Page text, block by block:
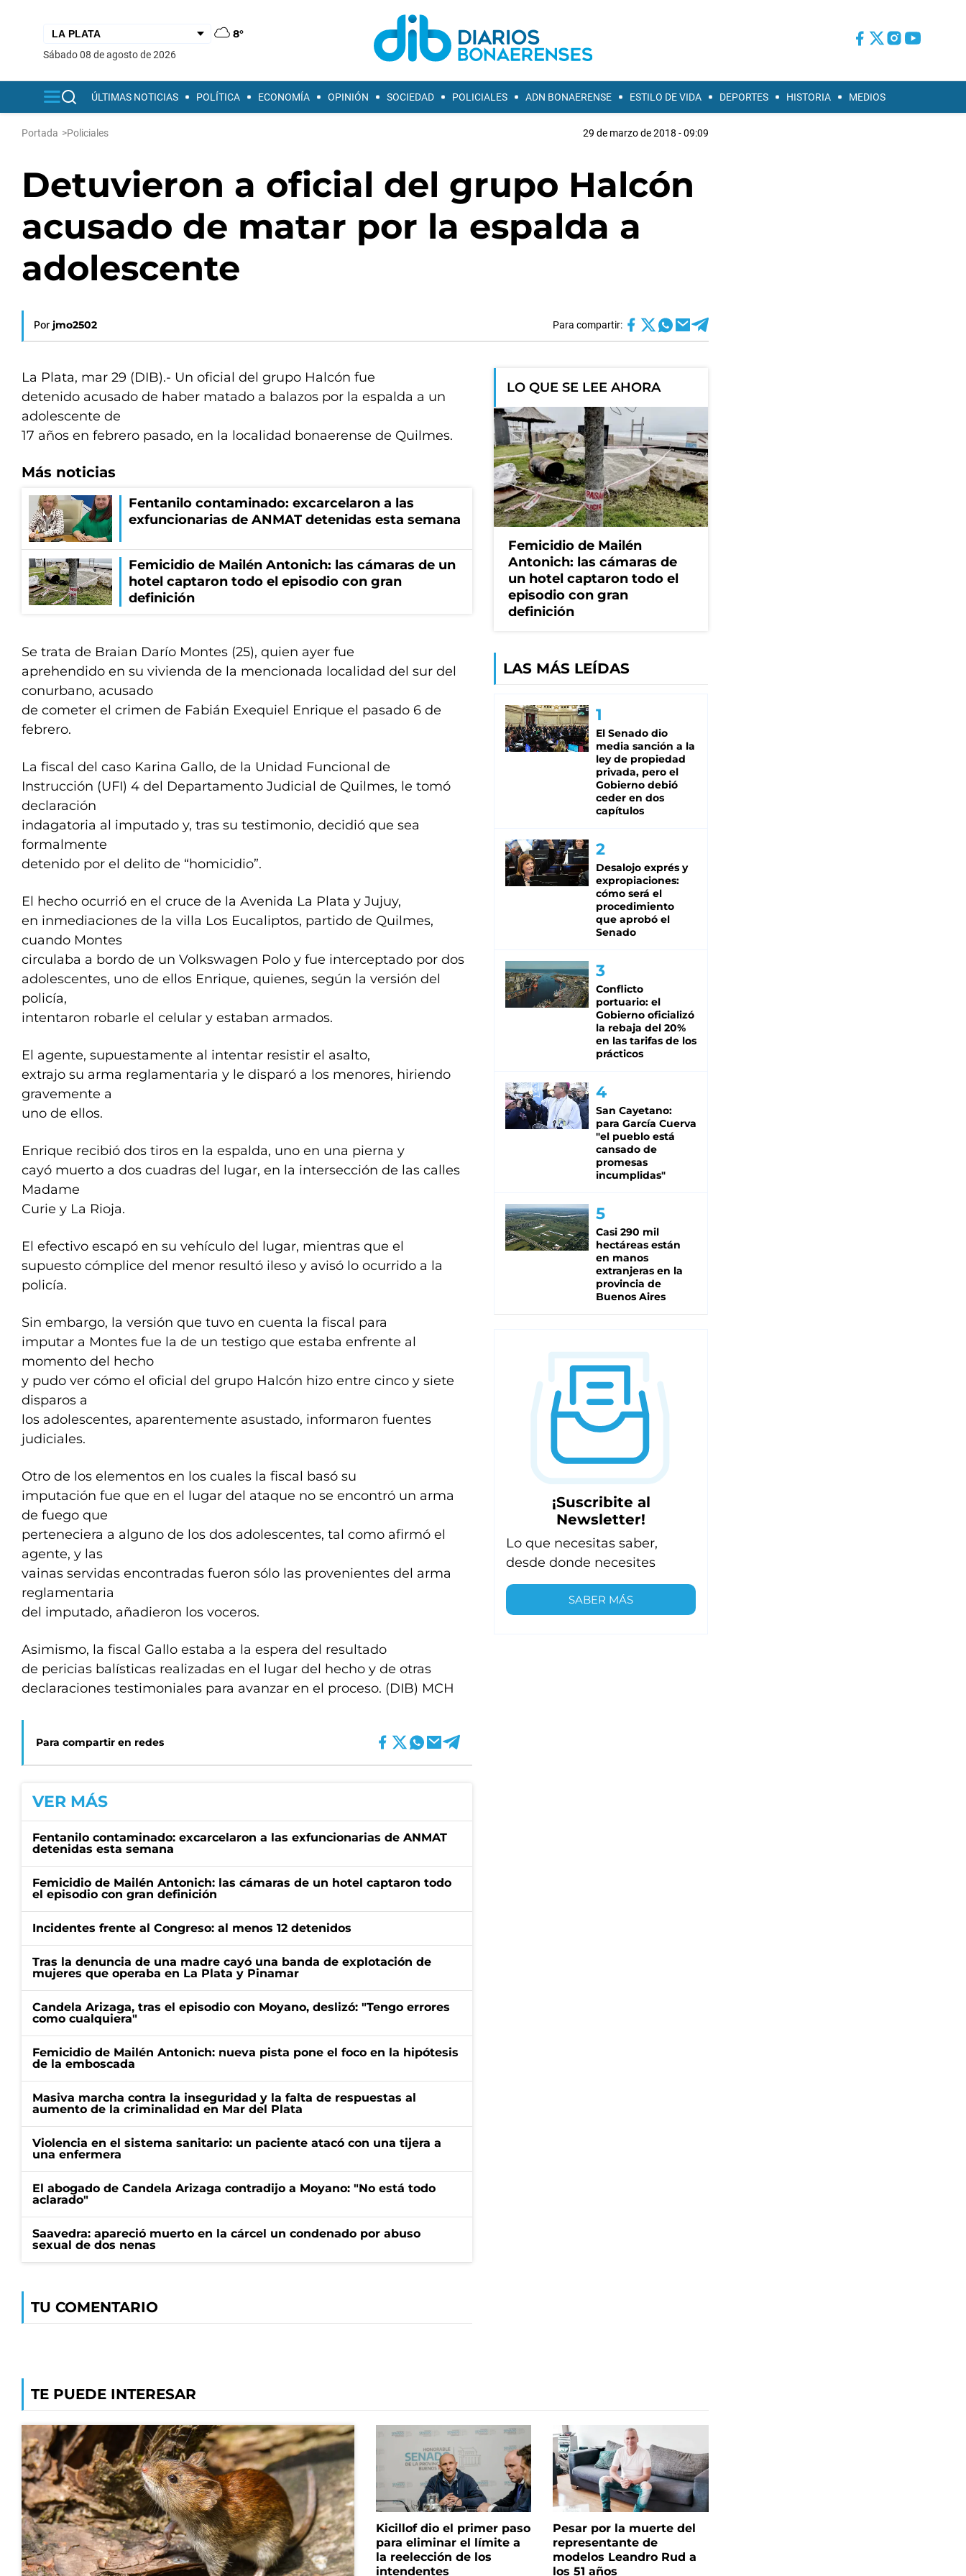
8°
sábado 08 de agosto de 2026
ÚLTIMAS NOTICIAS POLÍTICA ECONOMÍA OPINIÓN SOCIEDAD POLICIALES ADN BONAERENSE ESTILO DE VIDA DEPORTES HISTORIA MEDIOS
Portada >Policiales 29 de marzo de 2018 - 09:09
Detuvieron a oficial del grupo Halcón
acusado de matar por la espalda a
adolescente
Por jmo2502 Para compartir:
La Plata, mar 29 (DIB).- Un oficial del grupo Halcón fue
detenido acusado de haber matado a balazos por la espalda a un
adolescente de
17 años en febrero pasado, en la localidad bonaerense de Quilmes.
Más noticias
Fentanilo contaminado: excarcelaron a las
exfuncionarias de ANMAT detenidas esta semana
Femicidio de Mailén Antonich: las cámaras de un
hotel captaron todo el episodio con gran
definición
Se trata de Braian Darío Montes (25), quien ayer fue
aprehendido en su vivienda de la mencionada localidad del sur del
conurbano, acusado
de cometer el crimen de Fabián Exequiel Enrique el pasado 6 de
febrero.
La fiscal del caso Karina Gallo, de la Unidad Funcional de
Instrucción (UFI) 4 del Departamento Judicial de Quilmes, le tomó
declaración
indagatoria al imputado y, tras su testimonio, decidió que sea
formalmente
detenido por el delito de “homicidio”.
El hecho ocurrió en el cruce de la Avenida La Plata y Jujuy,
en inmediaciones de la villa Los Eucaliptos, partido de Quilmes,
cuando Montes
circulaba a bordo de un Volkswagen Polo y fue interceptado por dos
adolescentes, uno de ellos Enrique, quienes, según la versión del
policía,
intentaron robarle el celular y estaban armados.
El agente, supuestamente al intentar resistir el asalto,
extrajo su arma reglamentaria y le disparó a los menores, hiriendo
gravemente a
uno de ellos.
Enrique recibió dos tiros en la espalda, uno en una pierna y
cayó muerto a dos cuadras del lugar, en la intersección de las calles
Madame
Curie y La Rioja.
El efectivo escapó en su vehículo del lugar, mientras que el
supuesto cómplice del menor resultó ileso y avisó lo ocurrido a la
policía.
Sin embargo, la versión que tuvo en cuenta la fiscal para
imputar a Montes fue la de un testigo que estaba enfrente al
momento del hecho
y pudo ver cómo el oficial del grupo Halcón hizo entre cinco y siete
disparos a
los adolescentes, aparentemente asustado, informaron fuentes
judiciales.
Otro de los elementos en los cuales la fiscal basó su
imputación fue que en el lugar del ataque no se encontró un arma
de fuego que
perteneciera a alguno de los dos adolescentes, tal como afirmó el
agente, y las
vainas servidas encontradas fueron sólo las provenientes del arma
reglamentaria
del imputado, añadieron los voceros.
Asimismo, la fiscal Gallo estaba a la espera del resultado
de pericias balísticas realizadas en el lugar del hecho y de otras
declaraciones testimoniales para avanzar en el proceso. (DIB) MCH
Para compartir en redes
VER MÁS
Fentanilo contaminado: excarcelaron a las exfuncionarias de ANMAT
detenidas esta semana
Femicidio de Mailén Antonich: las cámaras de un hotel captaron todo
el episodio con gran definición
Incidentes frente al Congreso: al menos 12 detenidos
Tras la denuncia de una madre cayó una banda de explotación de
mujeres que operaba en La Plata y Pinamar
Candela Arizaga, tras el episodio con Moyano, deslizó: "Tengo errores
como cualquiera"
Femicidio de Mailén Antonich: nueva pista pone el foco en la hipótesis
de la emboscada
Masiva marcha contra la inseguridad y la falta de respuestas al
aumento de la criminalidad en Mar del Plata
Violencia en el sistema sanitario: un paciente atacó con una tijera a
una enfermera
El abogado de Candela Arizaga contradijo a Moyano: "No está todo
aclarado"
Saavedra: apareció muerto en la cárcel un condenado por abuso
sexual de dos nenas
TU COMENTARIO
LO QUE SE LEE AHORA
Femicidio de Mailén
Antonich: las cámaras de
un hotel captaron todo el
episodio con gran
definición
LAS MÁS LEÍDAS
El Senado dio
media sanción a la
ley de propiedad
privada, pero el
Gobierno debió
ceder en dos
capítulos
Desalojo exprés y
expropiaciones:
cómo será el
procedimiento
que aprobó el
Senado
Conflicto
portuario: el
Gobierno oficializó
la rebaja del 20%
en las tarifas de los
prácticos
San Cayetano:
para García Cuerva
"el pueblo está
cansado de
promesas
incumplidas"
Casi 290 mil
hectáreas están
en manos
extranjeras en la
provincia de
Buenos Aires
¡Suscribite al
Newsletter!
Lo que necesitas saber,
desde donde necesites
SABER MÁS
TE PUEDE INTERESAR
Kicillof dio el primer paso
para eliminar el límite a
la reelección de los
intendentes
Pesar por la muerte del
representante de
modelos Leandro Rud a
los 51 años